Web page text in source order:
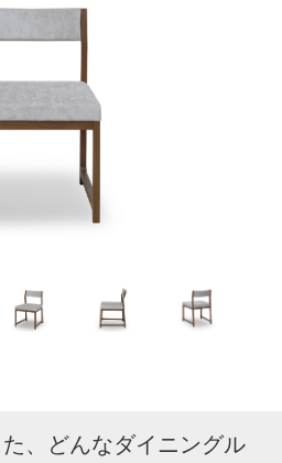
、どんなダイニングル